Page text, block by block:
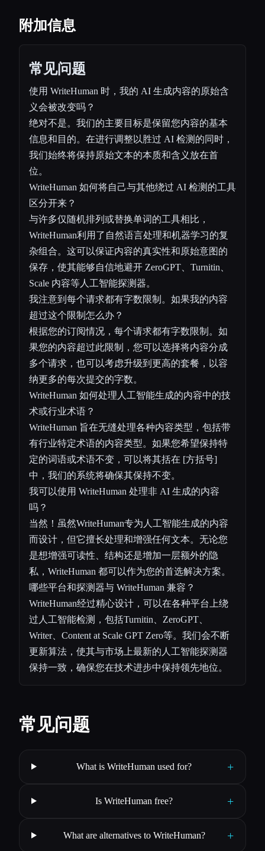
附加信息
常见问题
使用 WriteHuman 时，我的 AI 生成内容的原始含
义会被改变吗？
绝对不是。我们的主要目标是保留您内容的基本
信息和目的。在进行调整以胜过 AI 检测的同时，
我们始终将保持原始文本的本质和含义放在首
位。
WriteHuman 如何将自己与其他绕过 AI 检测的工具
区分开来？
与许多仅随机排列或替换单词的工具相比，
WriteHuman利用了自然语言处理和机器学习的复
杂组合。这可以保证内容的真实性和原始意图的
保存，使其能够自信地避开 ZeroGPT、Turnitin、
Scale 内容等人工智能探测器。
我注意到每个请求都有字数限制。如果我的内容
超过这个限制怎么办？
根据您的订阅情况，每个请求都有字数限制。如
果您的内容超过此限制，您可以选择将内容分成
多个请求，也可以考虑升级到更高的套餐，以容
纳更多的每次提交的字数。
WriteHuman 如何处理人工智能生成的内容中的技
术或行业术语？
WriteHuman 旨在无缝处理各种内容类型，包括带
有行业特定术语的内容类型。如果您希望保持特
定的词语或术语不变，可以将其括在 [方括号]
中，我们的系统将确保其保持不变。
我可以使用 WriteHuman 处理非 AI 生成的内容
吗？
当然！虽然WriteHuman专为人工智能生成的内容
而设计，但它擅长处理和增强任何文本。无论您
是想增强可读性、结构还是增加一层额外的隐
私，WriteHuman 都可以作为您的首选解决方案。
哪些平台和探测器与 WriteHuman 兼容？
WriteHuman经过精心设计，可以在各种平台上绕
过人工智能检测，包括Turnitin、ZeroGPT、
Writer、Content at Scale GPT Zero等。我们会不断
更新算法，使其与市场上最新的人工智能探测器
保持一致，确保您在技术进步中保持领先地位。
常见问题
What is WriteHuman used for? +
Is WriteHuman free? +
What are alternatives to WriteHuman? +